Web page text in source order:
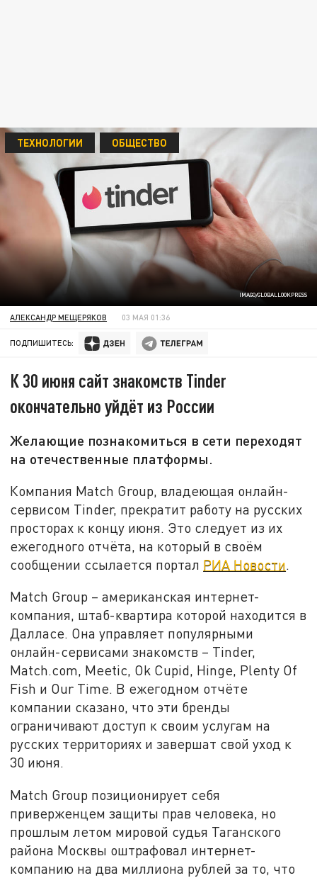
IMAGO/GLOBALLOOKPRESS
ТЕХНОЛОГИИ ОБЩЕСТВО
АЛЕКСАНДР МЕЩЕРЯКОВ 03 МАЯ 01:36
ПОДПИШИТЕСЬ:
К 30 июня сайт знакомств Tinder
окончательно уйдёт из России
Желающие познакомиться в сети переходят
на отечественные платформы.
Компания Match Group, владеющая онлайн-
сервисом Tinder, прекратит работу на русских
просторах к концу июня. Это следует из их
ежегодного отчёта, на который в своём
сообщении ссылается портал РИА Новости.
Match Group – американская интернет-
компания, штаб-квартира которой находится в
Далласе. Она управляет популярными
онлайн-сервисами знакомств – Tinder,
Match.com, Meetic, Ok Cupid, Hinge, Plenty Of
Fish и Our Time. В ежегодном отчёте
компании сказано, что эти бренды
ограничивают доступ к своим услугам на
русских территориях и завершат свой уход к
30 июня.
Match Group позиционирует себя
приверженцем защиты прав человека, но
прошлым летом мировой судья Таганского
района Москвы оштрафовал интернет-
компанию на два миллиона рублей за то, что